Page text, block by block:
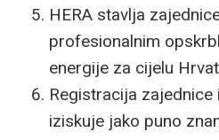
HERA stavlja
profesionalnim
energije za cijelu
Registracija zajednice
iziskuje jako puno